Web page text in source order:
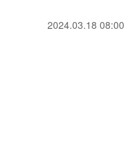
2024.03.18 08:00